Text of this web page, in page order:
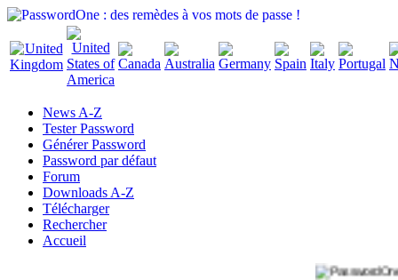
News A-Z
Tester Password
Générer Password
Password par défaut
Forum
Downloads A-Z
Télécharger
Rechercher
Accueil